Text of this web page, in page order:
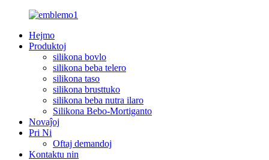
Hejmo
Produktoj
silikona bovlo
silikona beba telero
silikona taso
silikona brusttuko
silikona beba nutra ilaro
Silikona Bebo-Mortiganto
Novaĵoj
Pri Ni
Oftaj demandoj
Kontaktu nin